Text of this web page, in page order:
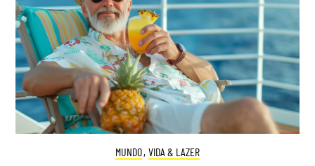
MUNDO, VIDA & LAZER